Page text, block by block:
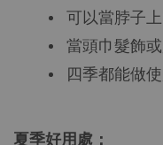
可以當脖子
當頭巾髮飾
四季都能做
夏季好用處：